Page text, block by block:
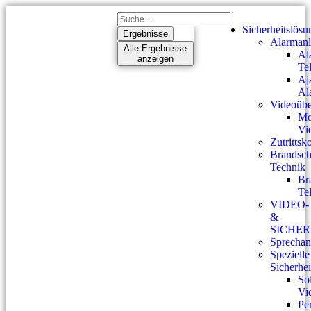
Ergebnisse
Alle Ergebnisse
anzeigen
Technik
VIDEO-
&
Spezielle